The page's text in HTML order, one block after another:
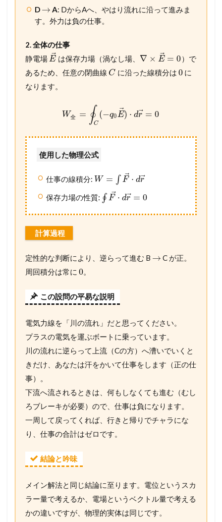
D → A: DからAへ、やはり流れに沿って進みま
す。外力は負の仕事。
2. 全体の仕事
静電場E⃗ は保存力場（渦なし場、 ∇ × E⃗ = 0）で
あるため、任意の閉曲線 C に沿った線積分は 0 に
なります。
W全 = ∮C
(−q0E⃗
) ⋅ dr⃗ = 0
使用した物理公式
仕事の線積分: W = ∫ F ⃗⋅ dr⃗
保存力場の性質: ∮ F⃗⋅ dr⃗ = 0
計算過程
定性的な判断により、逆らって進む B → C が正。
周回積分は常に 0。
この設問の平易な説明
電気力線を「川の流れ」だと思ってください。
プラスの電気を運ぶボートに乗っています。
川の流れに逆らって上流（Cの方）へ漕いでいくと
きだけ、あなたは汗をかいて仕事をします（正の仕
事）。
下流へ流されるときは、何もしなくても進む（むし
ろブレーキが必要）ので、仕事は負になります。
一周して戻ってくれば、行きと帰りでチャラにな
り、仕事の合計はゼロです。
結論と吟味
メイン解法と同じ結論に至ります。電位というスカ
ラー量で考えるか、電場というベクトル量で考える
かの違いですが、物理的実体は同じです。